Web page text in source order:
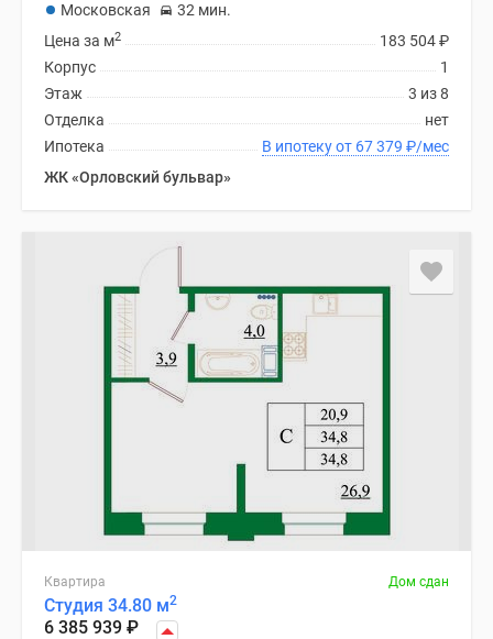
Московская
32 мин.
183 504₽
Цена за м2
1
Корпус
3 из 8
Этаж
нет
Отделка
В ипотеку от 67 379 ₽/мес
Ипотека
ЖК «Орловский бульвар»
Квартира Дом сдан
Студия 34.80 м2
6 385 939 ₽